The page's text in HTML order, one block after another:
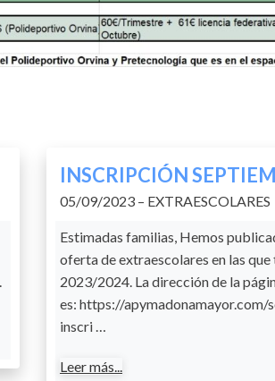
INSCRIPCIÓN
05/09/2023 – EXTRAESCOLARES
Estimadas familias, Hemos
oferta de extraescolares en las
2023/2024. La dirección de la
es: https://
inscri …
Leer más...